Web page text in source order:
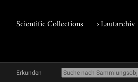
Scientific Collections ›Lautarchiv
Erkunden